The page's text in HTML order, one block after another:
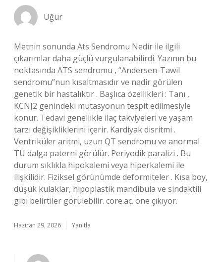
Uğur
Metnin sonunda Ats Sendromu Nedir ile ilgili
çıkarımlar daha güçlü vurgulanabilirdi. Yazının bu
noktasında ATS sendromu , “Andersen-Tawil
sendromu”nun kısaltmasıdır ve nadir görülen
genetik bir hastalıktır . Başlıca özellikleri : Tanı ,
KCNJ2 genindeki mutasyonun tespit edilmesiyle
konur. Tedavi genellikle ilaç takviyeleri ve yaşam
tarzı değişikliklerini içerir. Kardiyak disritmi .
Ventriküler aritmi, uzun QT sendromu ve anormal
TU dalga paterni görülür. Periyodik paralizi . Bu
durum sıklıkla hipokalemi veya hiperkalemi ile
ilişkilidir. Fiziksel görünümde deformiteler . Kısa boy,
düşük kulaklar, hipoplastik mandibula ve sindaktili
gibi belirtiler görülebilir. core.ac. öne çıkıyor.
Haziran 29, 2026 Yanıtla